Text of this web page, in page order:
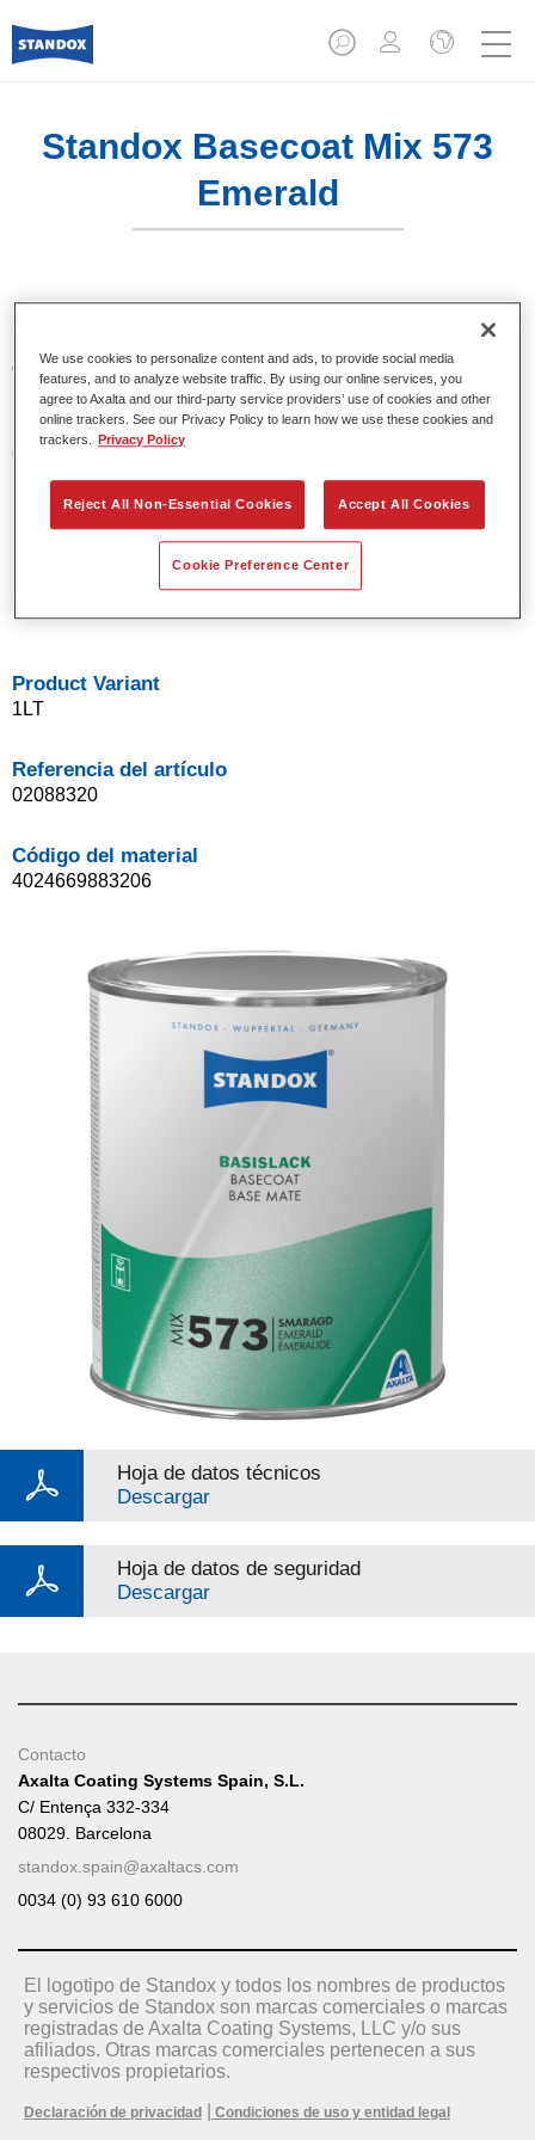
Standox Basecoat Mix 573
Emerald
relleno y buena opacidad. Destaca por su superior precisión
del color y fácil difuminado. Recomendado para un
repintado profesional.
Características del producto
Excelente precisión en la igualación del color.
Colores sólidos, metalizados y perlados.
Excelentes propiedades de relleno.
Buena opacidad.
Sistema de base bicapa disolvente de Standox.
Product Variant
1LT
Referencia del artículo
02088320
Código del material
4024669883206
Hoja de datos técnicos
Descargar
Hoja de datos de seguridad
Descargar
Contacto
Axalta Coating Systems Spain, S.L.
C/ Entença 332-334
08029. Barcelona
standox.spain@axaltacs.com
0034 (0) 93 610 6000
El logotipo de Standox y todos los nombres de productos
y servicios de Standox son marcas comerciales o marcas
registradas de Axalta Coating Systems, LLC y/o sus
afiliados. Otras marcas comerciales pertenecen a sus
respectivos propietarios.
Declaración de privacidad Condiciones de uso y entidad legal
We use cookies to personalize content and ads, to provide social media
features, and to analyze website traffic. By using our online services, you
agree to Axalta and our third-party service providers’ use of cookies and other
online trackers. See our Privacy Policy to learn how we use these cookies and
trackers.
Privacy Policy
Reject All Non-Essential Cookies Accept All Cookies
Cookie Preference Center